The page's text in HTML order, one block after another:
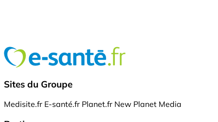
Sites du Groupe
Medisite.fr E-santé.fr Planet.fr New Planet Media